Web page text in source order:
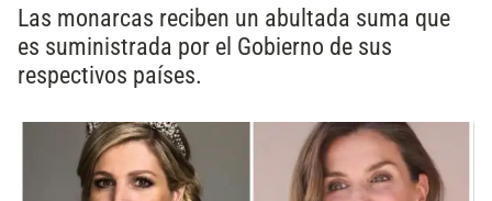
Las monarcas reciben un abultada suma que
es suministrada por el Gobierno de sus
respectivos países.